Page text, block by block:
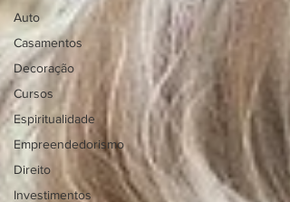
Auto
Casamentos
Decoração
Cursos
Espiritualidade
Empreendedorismo
Direito
Investimentos